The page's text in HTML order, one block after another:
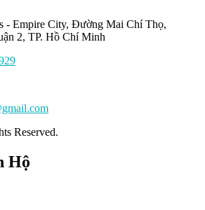
- Empire City, Đường Mai Chí Thọ,
2, TP. Hồ Chí Minh
Reserved.
Hộ